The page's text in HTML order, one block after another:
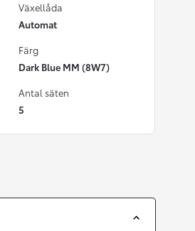
Växellåda
Automat
Färg
Dark Blue MM (8W7)
Antal säten
5